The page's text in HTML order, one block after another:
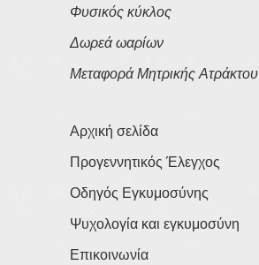
Φυσικός κύκλος
Δωρεά ωαρίων
Μεταφορά Μητρικής Ατράκτου
Αρχική σελίδα
Προγεννητικός Έλεγχος
Οδηγός Εγκυμοσύνης
Ψυχολογία και εγκυμοσύνη
Επικοινωνία